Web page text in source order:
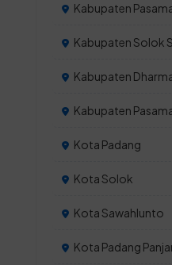
Kabupaten
Kabupaten Solok
Kabupaten
Kabupaten
Kota Padang
Kota Solok
Kota Sawahlunto
Kota Padang